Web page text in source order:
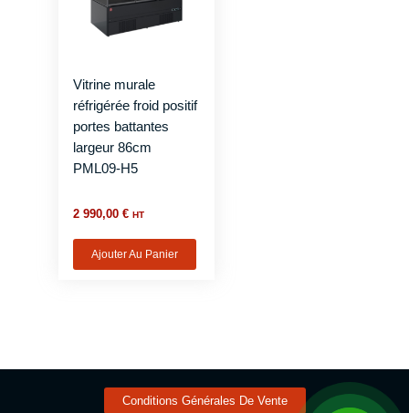
Vitrine murale
réfrigérée froid positif
portes battantes
largeur 86cm
PML09-H5
2 990,00€ HT
Ajouter Au Panier
Conditions Générales De Vente